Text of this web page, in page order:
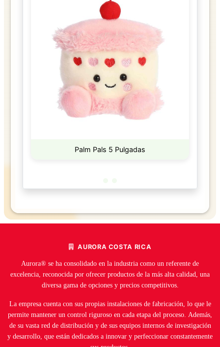
Palm Pals 5 Pulgadas
AURORA COSTA RICA
Aurora® se ha consolidado en la industria como un referente de
excelencia, reconocida por ofrecer productos de la más alta calidad, una
diversa gama de opciones y precios competitivos.
La empresa cuenta con sus propias instalaciones de fabricación, lo que le
permite mantener un control riguroso en cada etapa del proceso. Además,
de su vasta red de distribución y de sus equipos internos de investigación
y desarrollo, que están dedicados a innovar y perfeccionar constantemente